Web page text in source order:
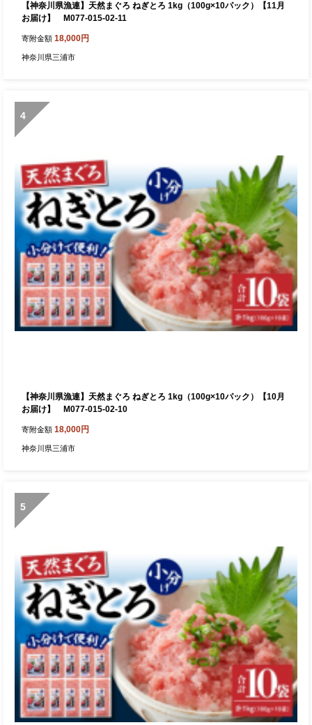
【神奈川県漁連】天然まぐろ ねぎとろ 1kg（100g×10パック）【11月
お届け】 M077-015-02-11
寄附金額 18,000円
神奈川県三浦市
4
【神奈川県漁連】天然まぐろ ねぎとろ 1kg（100g×10パック）【10月
お届け】 M077-015-02-10
寄附金額 18,000円
神奈川県三浦市
5